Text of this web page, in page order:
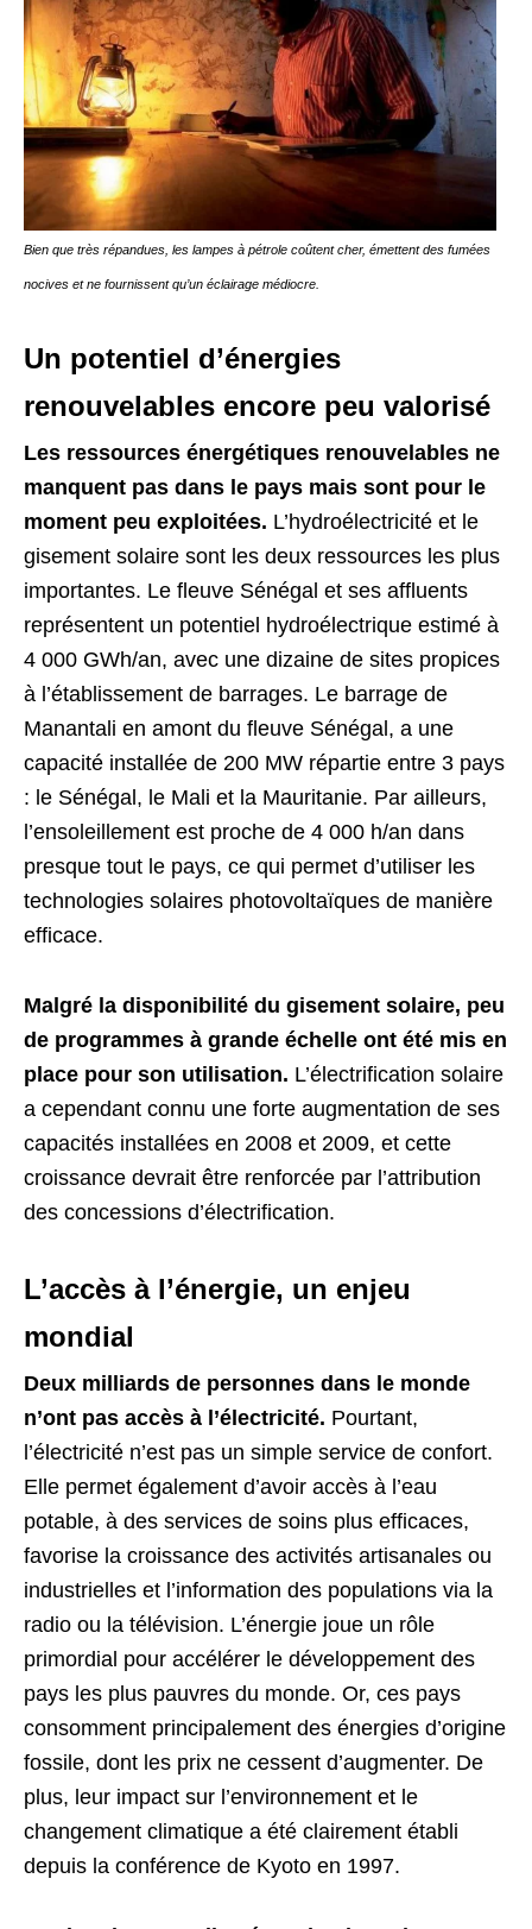
Bien que très répandues, les lampes à pétrole coûtent cher, émettent des fumées
nocives et ne fournissent qu’un éclairage médiocre.
Un potentiel d’énergies
renouvelables encore peu valorisé
Les ressources énergétiques renouvelables ne
manquent pas dans le pays mais sont pour le
moment peu exploitées. L’hydroélectricité et le
gisement solaire sont les deux ressources les plus
importantes. Le fleuve Sénégal et ses affluents
représentent un potentiel hydroélectrique estimé à
4 000 GWh/an, avec une dizaine de sites propices
à l’établissement de barrages. Le barrage de
Manantali en amont du fleuve Sénégal, a une
capacité installée de 200 MW répartie entre 3 pays
: le Sénégal, le Mali et la Mauritanie. Par ailleurs,
l’ensoleillement est proche de 4 000 h/an dans
presque tout le pays, ce qui permet d’utiliser les
technologies solaires photovoltaïques de manière
efficace.
Malgré la disponibilité du gisement solaire, peu
de programmes à grande échelle ont été mis en
place pour son utilisation. L’électrification solaire
a cependant connu une forte augmentation de ses
capacités installées en 2008 et 2009, et cette
croissance devrait être renforcée par l’attribution
des concessions d’électrification.
L’accès à l’énergie, un enjeu
mondial
Deux milliards de personnes dans le monde
n’ont pas accès à l’électricité. Pourtant,
l’électricité n’est pas un simple service de confort.
Elle permet également d’avoir accès à l’eau
potable, à des services de soins plus efficaces,
favorise la croissance des activités artisanales ou
industrielles et l’information des populations via la
radio ou la télévision. L’énergie joue un rôle
primordial pour accélérer le développement des
pays les plus pauvres du monde. Or, ces pays
consomment principalement des énergies d’origine
fossile, dont les prix ne cessent d’augmenter. De
plus, leur impact sur l’environnement et le
changement climatique a été clairement établi
depuis la conférence de Kyoto en 1997.